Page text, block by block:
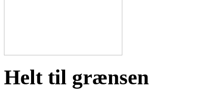
Helt til grænsen